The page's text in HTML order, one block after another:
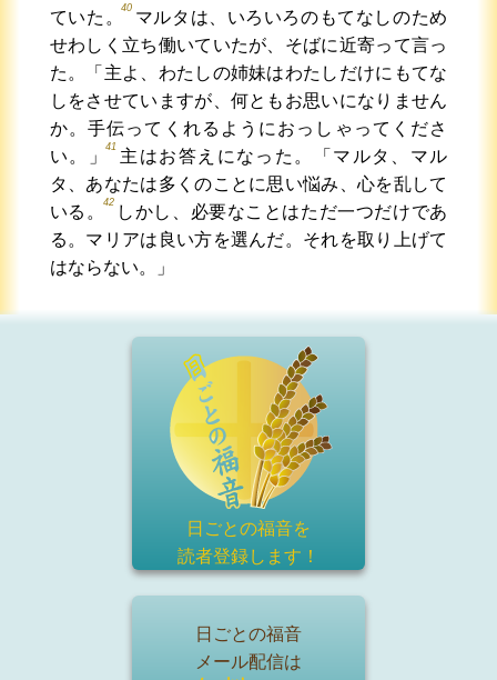
ていた。
40
マルタは、いろいろのもてなしのため
せわしく立ち働いていたが、そばに近寄って言っ
た。「主よ、わたしの姉妹はわたしだけにもてな
しをさせていますが、何ともお思いになりません
か。手伝ってくれるようにおっしゃってくださ
い。」
41
主はお答えになった。「マルタ、マル
タ、あなたは多くのことに思い悩み、心を乱して
いる。
42
しかし、必要なことはただ一つだけであ
る。マリアは良い方を選んだ。それを取り上げて
はならない。」
日ごとの福音を
読者登録します！
日ごとの福音
メール配信は